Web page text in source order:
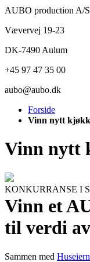
AUBO production A/S
Vævervej 19-23
DK-7490 Aulum
+45 97 47 35 00
aubo@aubo.dk
Forside
Vinn nytt
Vinn nytt
KONKURRANSE I
Vinn et
til verdi
Sammen med